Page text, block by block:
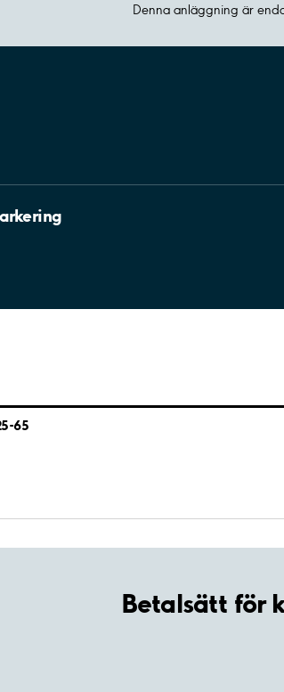
Denna anläggning är
65
Betalsätt för